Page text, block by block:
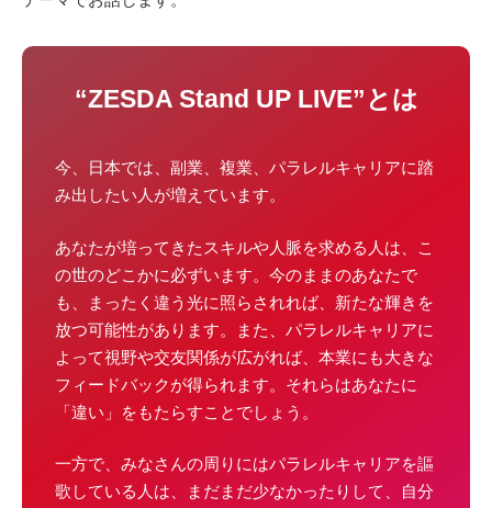
“ZESDA Stand UP LIVE”とは
今、日本では、副業、複業、パラレルキャリアに踏
み出したい人が増えています。
あなたが培ってきたスキルや人脈を求める人は、こ
の世のどこかに必ずいます。今のままのあなたで
も、まったく違う光に照らされれば、新たな輝きを
放つ可能性があります。また、パラレルキャリアに
よって視野や交友関係が広がれば、本業にも大きな
フィードバックが得られます。それらはあなたに
「違い」をもたらすことでしょう。
一方で、みなさんの周りにはパラレルキャリアを謳
歌している人は、まだまだ少なかったりして、自分